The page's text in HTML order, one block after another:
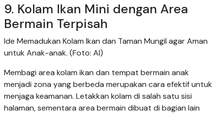
9. Kolam Ikan Mini dengan Area
Bermain Terpisah
Ide Memadukan Kolam Ikan dan Taman Mungil agar Aman
untuk Anak-anak. (Foto: AI)
Membagi area kolam ikan dan tempat bermain anak
menjadi zona yang berbeda merupakan cara efektif untuk
menjaga keamanan. Letakkan kolam di salah satu sisi
halaman, sementara area bermain dibuat di bagian lain